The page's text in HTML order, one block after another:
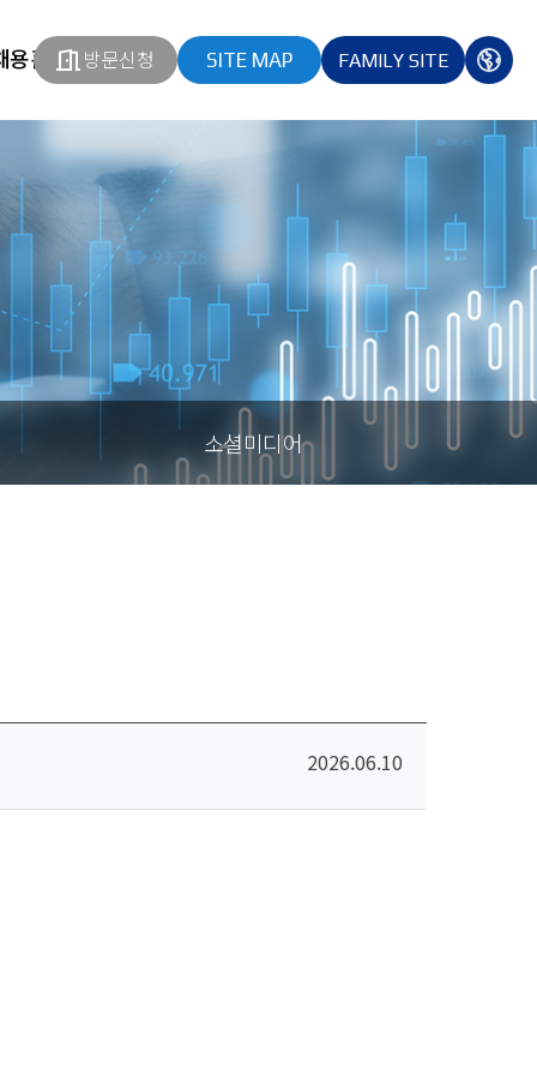
용홈페이지방문신청 SITE MAP
열기 FAMILY SITE
열기
다국
소셜미디어
2026.06.10